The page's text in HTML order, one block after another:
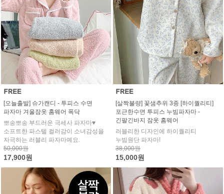
[오늘출발] 슈가캔디 - 투피스 수면
파자마 겨울잠옷 홈웨어 폭닥
뽀송뽀송 부드러운 극세사 파자마♥
소프트한 파스텔 컬러감이 소녀감성을
자극하는 러블리 파자마예요.
50,000원
17,900원
[살짝불량] 꽃샘추위 3종 [하이퀄리티]
포근한수면 투피스 누빔파자마 -
긴팔긴바지 잠옷 홈웨어
러블리한 디자인에 하이퀄리티
누빔원단 파자마!
38,000원
15,000원